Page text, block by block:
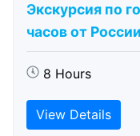
Экскурсия по
часов от
8 Hours
View Details